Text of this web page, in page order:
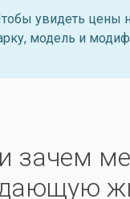
увидеть цены
модель и
зачем